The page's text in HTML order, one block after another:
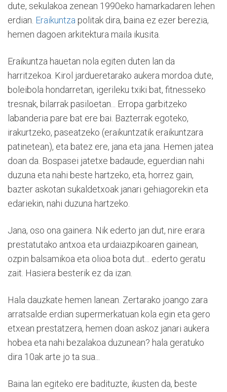
dute, sekulakoa zenean 1990eko hamarkadaren lehen
erdian. Eraikuntza politak dira, baina ez ezer berezia,
hemen dagoen arkitektura maila ikusita.
Eraikuntza hauetan nola egiten duten lan da
harritzekoa. Kirol jardueretarako aukera mordoa dute,
boleibola hondarretan, igerileku txiki bat, fitnesseko
tresnak, bilarrak pasiloetan... Erropa garbitzeko
labanderia pare bat ere bai. Bazterrak egoteko,
irakurtzeko, paseatzeko (eraikuntzatik eraikuntzara
patinetean), eta batez ere, jana eta jana. Hemen jatea
doan da. Bospasei jatetxe badaude, eguerdian nahi
duzuna eta nahi beste hartzeko, eta, horrez gain,
bazter askotan sukaldetxoak janari gehiagorekin eta
edariekin, nahi duzuna hartzeko.
Jana, oso ona gainera. Nik ederto jan dut, nire erara
prestatutako antxoa eta urdaiazpikoaren gainean,
ozpin balsamikoa eta olioa bota dut... ederto geratu
zait. Hasiera besterik ez da izan.
Hala dauzkate hemen lanean. Zertarako joango zara
arratsalde erdian supermerkatuan kola egin eta gero
etxean prestatzera, hemen doan askoz janari aukera
hobea eta nahi bezalakoa duzunean? hala geratuko
dira 10ak arte jo ta sua...
Baina lan egiteko ere badituzte, ikusten da, beste